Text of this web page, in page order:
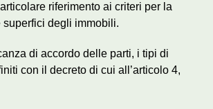
riferimento ai criteri per la
degli immobili.
di accordo delle parti, i tipi di
con il decreto di cui all’articolo 4,